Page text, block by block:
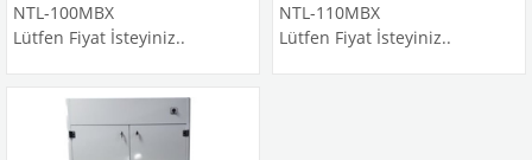
NTL-100MBX
Lütfen Fiyat İsteyiniz..
NTL-110MBX
Lütfen Fiyat İsteyiniz..